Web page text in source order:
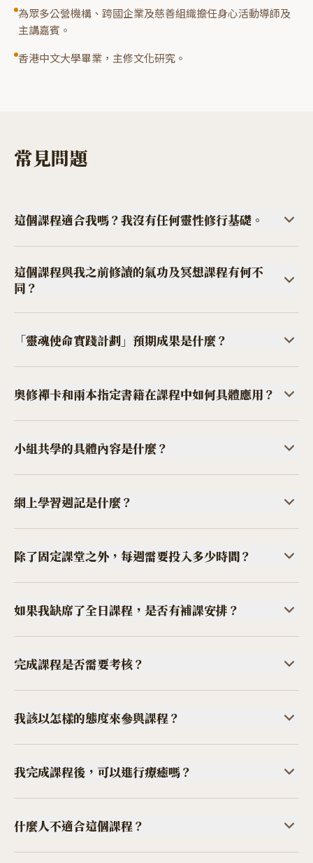
為眾多公營機構、跨國企業及慈善組織擔任身心活動導師及
主講嘉賓。
香港中文大學畢業，主修文化研究。
常見問題
這個課程適合我嗎？我沒有任何靈性修行基礎。
需要完成「氣功及冥想自療證書課程」初階及進階，或至少一個
Mei Leung 老師的私
人療癒課程作為基礎。若你尚未完成，只需在2026年12月開課
這個課程與我之前修讀的氣功及冥想課程有何不
同？
這是氣功及冥想課程、情緒療癒課程的深化課程，走過身心療癒
歷程之後，進入生命方向的探
索與實踐。 重心將會從身體和情緒層次的療癒，走向靈性療癒，
是更深入的生命探索。
「靈魂使命實踐計劃」預期成果是什麼？
我們會學習連結靈魂的能量，找出自己的使命，制作出自己的實
踐計劃。靈魂使命，是我們今
生要超越的課題，它是我們生生世世累積下來的心願，需要經歷
自我的參悟、超越和創造，這
過程必然會面對不同障礙與挑戰，以達致靈魂的跳躍和提升。此
課程，就是陪伴和幫助你，建
立超越的能力，走過不同階段。
課程包含以下主要部分：
一、助你進行能量整合和提升，以建立超越不同階段的能力；
的能力，成為自己的生命導師
；
悟自身課題的鏡子，學會如何
奧修禪卡和兩本指定書籍在課程中如何具體應用？
奧修禪卡，將會用於自我解讀，結合潛意識對話的療法，可助你
看見不同事件、關係之於我們
的潛意識及靈性課題，助你找到內在的指引。
的應用，由淺入深，隨著自我解讀的深化，也可以練習為他人解
讀。
挑戰，需要什麼超越。開課前，導師會給予閱讀指引。
小組共學的具體內容是什麼？
每一個階段都會學習不同的方法，需要觀察自己的不同面向，參
悟不同的課題。每個小組3至5
人，由導師於首兩天課程完結時，會為大家分組。小組共學，由
小組成員自行運作，但每個月
導師會給予小組共學指引。每年24小時，是最基本要求，但鼓勵
大家可以更多地進行小組共學
，互相陪伴成長。
網上學習週記是什麼？
不同階段，需要鍛煉你深入觀察和參悟的能力，有相對應的工
具。心地將提供一個專門的網站
，讓你可以記錄每週練習的情況，以助導師了解你的學習進展，
導師每月會就著每位同學的週
記給予回應。
此記錄亦可方便導師在每月課堂中為大家設計相應
的練習。網上週記的閱讀權
限，僅限導師及相關工作人員，不會分享給其他學員。
網頁會記錄學員一整年的進展，大家也可以隨時登入，對比和了
此週記是鼓勵性，非強制要求。
除了固定課堂之外，每週需要投入多少時間？
課後練習，沒有強制性的要求，也無法有強制性的要求。因為觀
察自己和參悟，是建立在日常
的覺察中，整個課程就是要學習如何在日常的每個時刻、面對不
同的人事物時，建立起覺察、
觀察、參悟的習慣，最好的學習是把工具融入到生活中，融入與
世界的互動中。故此，沒有練
習與非練習時間之分。
如果我缺席了全日課程，是否有補課安排？
全日課是整個課程最重要的部分，進行深度療癒的能量整合，必
須要實體進行。如缺席了，無
法安排補課，亦無法提供錄影重溫，請盡量安排好日子。如果因
故缺席，又有相關課題必需要
整合，可另行預約導師，以私人療癒方式進行能量整合。補課之
費用，需另行支付。
完成課程是否需要考核？
課程不設考核。我們在這一年裡面，提供課堂內、課堂外的不同
學習工具，助導師了解你的狀
況，盡其所能協助你跨越，確保你都能順利學習。但在靈魂探索
的進程中，每個人的生命轉化
都有不一樣的步伐，收獲的東西也不一樣，沒有人能為每一個靈
魂進行考核。智慧是無法被考
核的，而通過課程，你增長的正是更廣闊的內在智慧。
我該以怎樣的態度來參與課程？
每個人都需要為自己的生命負責任，亦有能力為自己的生命負責
任。在這個課程中，我們不會
以強制性的方式，來推動學習。導師是這趟旅程的導遊，旨在帶
引你探索生命的偉大和奧妙，
感受你自身的偉大與無限性。我們更希望的是，大家一起分享自
我認識和超越的喜悅和樂趣。
我完成課程後，可以進行療癒嗎？
每一個人跨越了，便能夠帶動身邊人跨越同樣的課題。你的個人
修習到達哪一個層次，你便可
帶動與你面對相同問題的人。課程中學到的工具，你都可以應用
來幫助身邊人，然而你必須要
什麼人不適合這個課程？
如果你自覺自己已經超越了，沒有什麼生命課題需要面對，那麼